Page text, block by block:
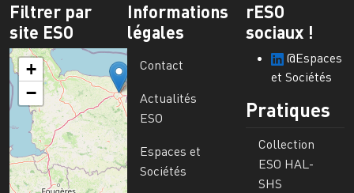
Filtrer par
site ESO
+
−
Informations
légales
Contact
Actualités
ESO
Espaces et
Sociétés
rESO
sociaux !
@Espaces
et Sociétés
Pratiques
Collection
ESO HAL-
SHS